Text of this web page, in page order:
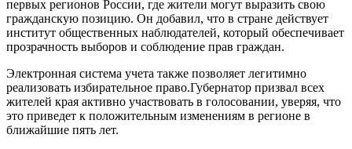
первых регионов России, где жители могут выразить свою
гражданскую позицию. Он добавил, что в стране действует
институт общественных наблюдателей, который обеспечивает
прозрачность выборов и соблюдение прав граждан.
Электронная система учета также позволяет легитимно
реализовать избирательное право.Губернатор призвал всех
жителей края активно участвовать в голосовании, уверяя, что
это приведет к положительным изменениям в регионе в
ближайшие пять лет.